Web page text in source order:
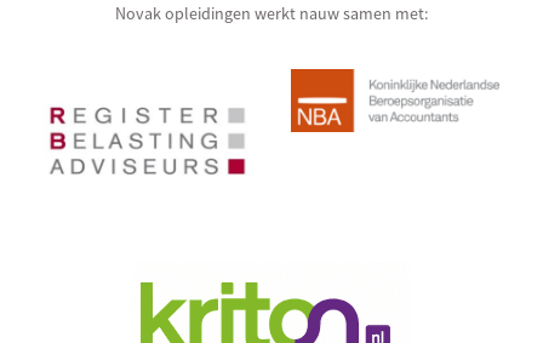
Novak opleidingen werkt nauw samen met: